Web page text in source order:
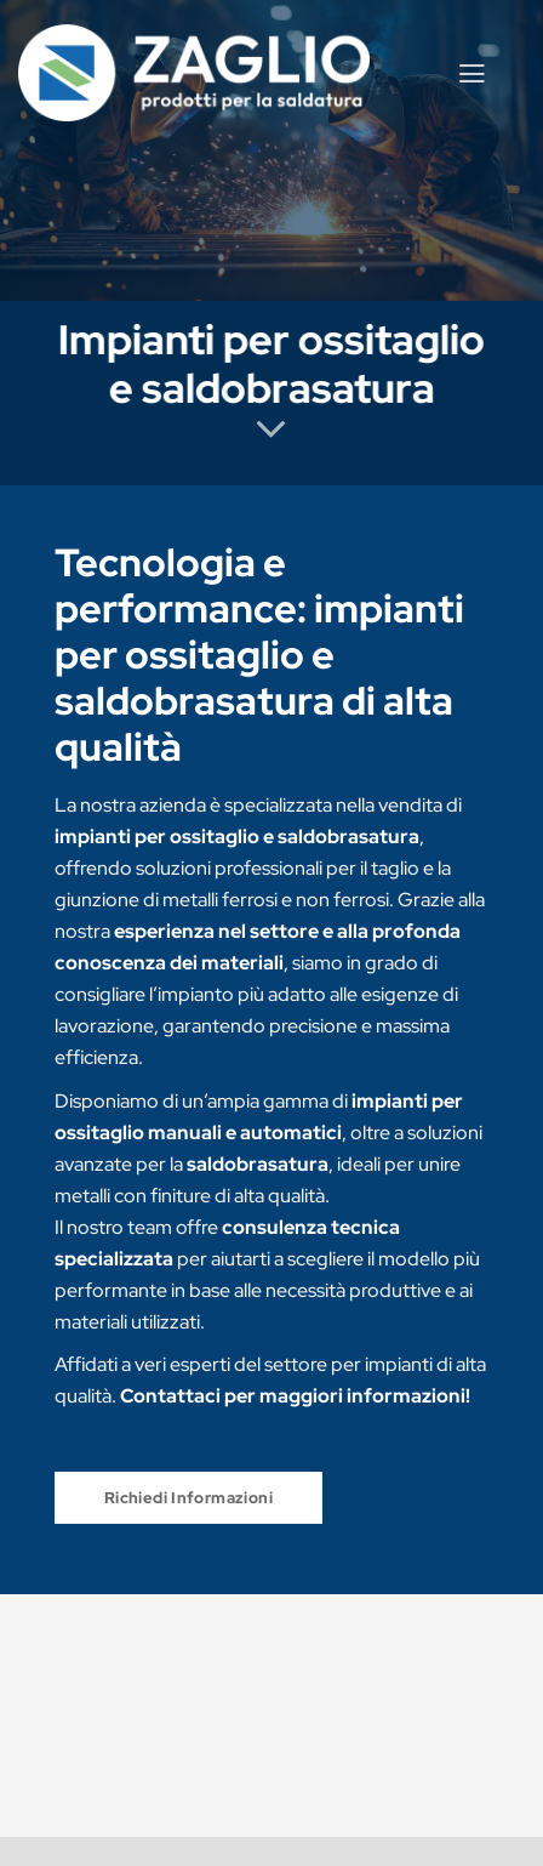
contenuti
Impianti per ossitaglio
e saldobrasatura
Tecnologia e
performance: impianti
per ossitaglio e
saldobrasatura di alta
qualità
La nostra azienda è specializzata nella vendita di
impianti per ossitaglio e saldobrasatura,
offrendo soluzioni professionali per il taglio e la
giunzione di metalli ferrosi e non ferrosi. Grazie alla
nostraesperienza nel settore e alla profonda
conoscenza dei materiali, siamo in grado di
consigliare l’impianto più adatto alle esigenze di
lavorazione, garantendo precisione e massima
efficienza.
Disponiamo di un’ampia gamma diimpianti per
ossitaglio manuali e automatici, oltre a soluzioni
avanzate per lasaldobrasatura, ideali per unire
metalli con finiture di alta qualità.
Il nostro team offreconsulenza tecnica
specializzata per aiutarti a scegliere il modello più
performante in base alle necessità produttive e ai
materiali utilizzati.
Affidati a veri esperti del settore per impianti di alta
qualità.Contattaci per maggiori informazioni!
Richiedi Informazioni